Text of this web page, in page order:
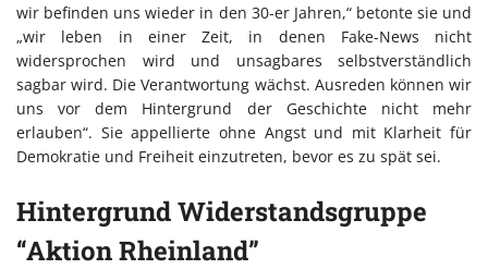
wir befinden uns wieder in den 30-er Jahren,“ betonte sie und
„wir leben in einer Zeit, in denen Fake-News nicht
widersprochen wird und unsagbares selbstverständlich
sagbar wird. Die Verantwortung wächst. Ausreden können wir
uns vor dem Hintergrund der Geschichte nicht mehr
erlauben“. Sie appellierte ohne Angst und mit Klarheit für
Demokratie und Freiheit einzutreten, bevor es zu spät sei.
Hintergrund Widerstandsgruppe
“Aktion Rheinland”